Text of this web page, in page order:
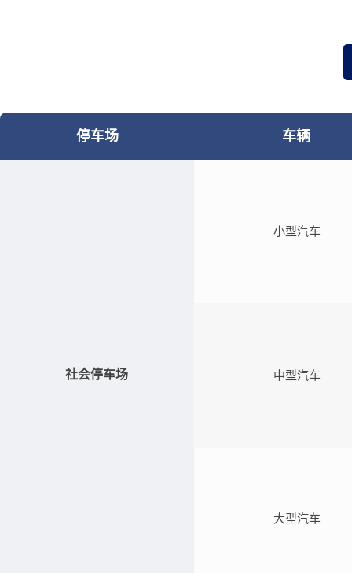
停车场 车辆
社会停车场
小型汽车
中型汽车
大型汽车